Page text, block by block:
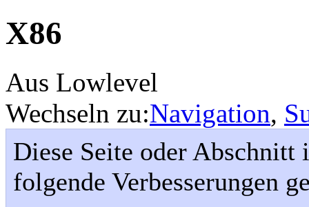
X86
Aus Lowlevel
Wechseln zu:Navigation,
Diese Seite oder
folgende Verbesserungen